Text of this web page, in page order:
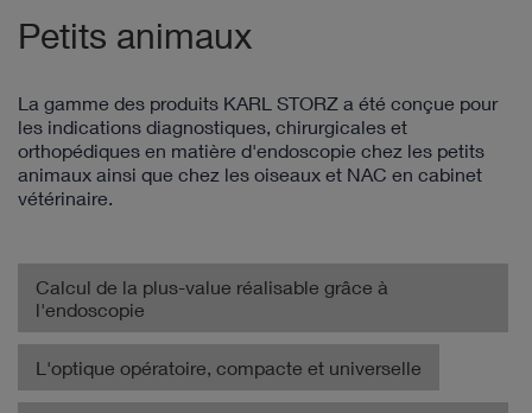
Petits animaux
La gamme des produits KARL STORZ a été conçue pour
les indications diagnostiques, chirurgicales et
orthopédiques en matière d'endoscopie chez les petits
animaux ainsi que chez les oiseaux et NAC en cabinet
vétérinaire.
Calcul de la plus-value réalisable grâce à
l'endoscopie
L'optique opératoire, compacte et universelle